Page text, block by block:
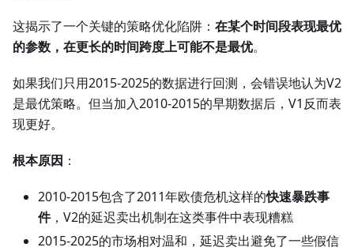
这揭示了一个关键的策略优化陷阱： 在某个时间段表现最优
的参数，在更长的时间跨度上可能不是最优。
如果我们只用2015-2025的数据进行回测，会错误地认为V2
是最优策略。但当加入2010-2015的早期数据后，V1反而表
现更好。
根本原因 ：
2010-2015包含了2011年欧债危机这样的快速暴跌事
件，V2的延迟卖出机制在这类事件中表现糟糕
2015-2025的市场相对温和，延迟卖出避免了一些假信